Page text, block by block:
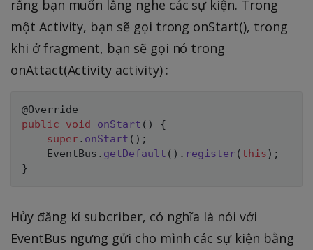
rằng bạn muốn lắng nghe các sự kiện. Trong
một Activity, bạn sẽ gọi trong onStart(), trong
khi ở fragment, bạn sẽ gọi nó trong
onAttact(Activity activity) :
public
void onStart ( )
{
super. onStart ( ) ;
    EventBus
. getDefault ( ) . register( this ) ;
}
Hủy đăng kí subcriber, có nghĩa là nói với
EventBus ngưng gửi cho mình các sự kiện bằng